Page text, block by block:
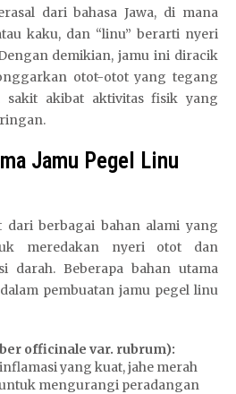
dari bahasa Jawa, di mana
kaku, dan “linu” berarti nyeri
demikian, jamu ini diracik
otot-otot yang tegang
sakit akibat aktivitas fisik yang
Jamu Pegel Linu
dari berbagai bahan alami yang
meredakan nyeri otot dan
darah. Beberapa bahan utama
pembuatan jamu pegel linu
officinale var. rubrum):
yang kuat, jahe merah
mengurangi peradangan